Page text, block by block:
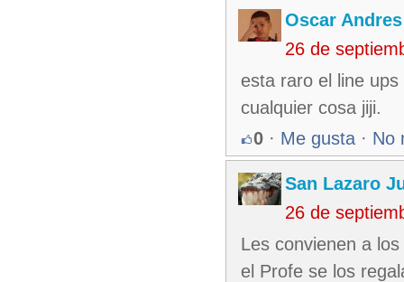
Oscar Andres
26 de
esta raro el line
cualquier cosa jiji.
0 · Me gusta · No
San Lazaro
26 de
Les convienen a
el Profe se los